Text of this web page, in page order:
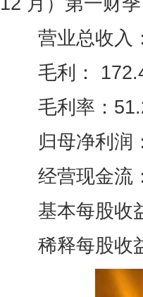
营业总收入：
毛利：
毛利率：
归母净利润：
经营现金流：
基本每股收益
稀释每股收益